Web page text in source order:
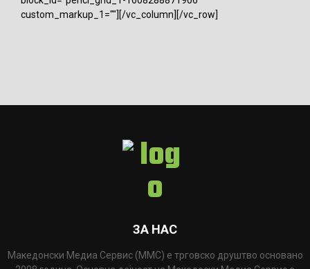
custom_markup_1=""][/vc_column][/vc_row]
ЗА НАС
Македонски Медиа Сервис (ММС) е трговско друштво основано